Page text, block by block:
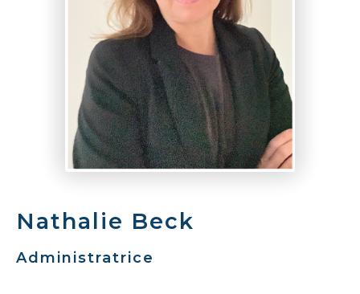
Nathalie Beck
Administratrice